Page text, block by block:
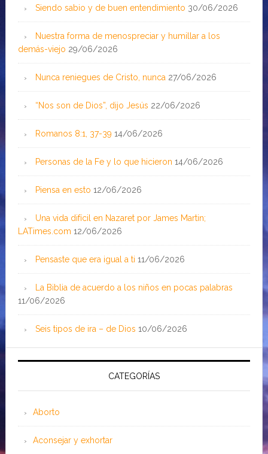
Siendo sabio y de buen entendimiento 30/06/2026
Nuestra forma de menospreciar y humillar a los
demás-viejo 29/06/2026
Nunca reniegues de Cristo, nunca 27/06/2026
“Nos son de Dios”, dijo Jesús 22/06/2026
Romanos 8:1, 37-39 14/06/2026
Personas de la Fe y lo que hicieron 14/06/2026
Piensa en esto 12/06/2026
Una vida difícil en Nazaret por James Martin;
LATimes.com 12/06/2026
Pensaste que era igual a ti 11/06/2026
La Biblia de acuerdo a los niños en pocas palabras
11/06/2026
Seis tipos de ira – de Dios 10/06/2026
CATEGORÍAS
Aborto
Aconsejar y exhortar